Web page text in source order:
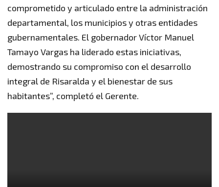
comprometido y articulado entre la administración
departamental, los municipios y otras entidades
gubernamentales. El gobernador Víctor Manuel
Tamayo Vargas ha liderado estas iniciativas,
demostrando su compromiso con el desarrollo
integral de Risaralda y el bienestar de sus
habitantes”, completó el Gerente.